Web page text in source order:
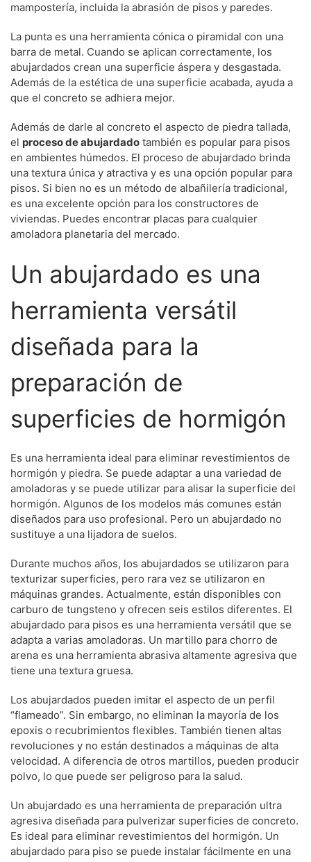
mampostería, incluida la abrasión de pisos y paredes.
La punta es una herramienta cónica o piramidal con una
barra de metal. Cuando se aplican correctamente, los
abujardados crean una superficie áspera y desgastada.
Además de la estética de una superficie acabada, ayuda a
que el concreto se adhiera mejor.
Además de darle al concreto el aspecto de piedra tallada,
el proceso de abujardado también es popular para pisos
en ambientes húmedos. El proceso de abujardado brinda
una textura única y atractiva y es una opción popular para
pisos. Si bien no es un método de albañilería tradicional,
es una excelente opción para los constructores de
viviendas. Puedes encontrar placas para cualquier
amoladora planetaria del mercado.
Un abujardado es una
herramienta versátil
diseñada para la
preparación de
superficies de hormigón
Es una herramienta ideal para eliminar revestimientos de
hormigón y piedra. Se puede adaptar a una variedad de
amoladoras y se puede utilizar para alisar la superficie del
hormigón. Algunos de los modelos más comunes están
diseñados para uso profesional. Pero un abujardado no
sustituye a una lijadora de suelos.
Durante muchos años, los abujardados se utilizaron para
texturizar superficies, pero rara vez se utilizaron en
máquinas grandes. Actualmente, están disponibles con
carburo de tungsteno y ofrecen seis estilos diferentes. El
abujardado para pisos es una herramienta versátil que se
adapta a varias amoladoras. Un martillo para chorro de
arena es una herramienta abrasiva altamente agresiva que
tiene una textura gruesa.
Los abujardados pueden imitar el aspecto de un perfil
“flameado”. Sin embargo, no eliminan la mayoría de los
epoxis o recubrimientos flexibles. También tienen altas
revoluciones y no están destinados a máquinas de alta
velocidad. A diferencia de otros martillos, pueden producir
polvo, lo que puede ser peligroso para la salud.
Un abujardado es una herramienta de preparación ultra
agresiva diseñada para pulverizar superficies de concreto.
Es ideal para eliminar revestimientos del hormigón. Un
abujardado para piso se puede instalar fácilmente en una